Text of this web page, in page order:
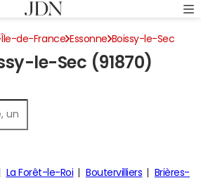
Île-de-France Essonne Boissy-le-Sec
le-Sec (91870)
La Forêt-le-Roi Boutervilliers
Brières-